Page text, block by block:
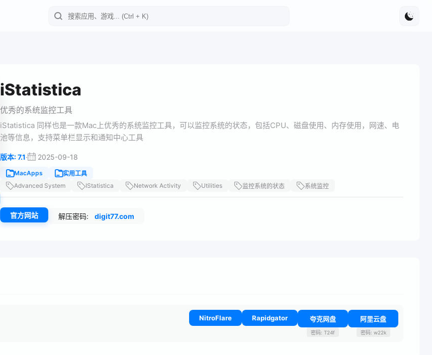
iStatistica
优秀的系统监控工具
iStatistica 同样也是一款Mac上优秀的系统监控工具，可以监控系统的状态，包括CPU、磁盘使用、内存使用，网速、电
池等信息，支持菜单栏显示和通知中心工具
版本: 7.1· 2025-09-18
MacApps
实用工具
Advanced System
IStatistica Network Activity Utilities 监控系统的状态 系统监控
官方网站 解压密码: digit77.com
NitroFlare Rapidgator 夸克网盘
密码: T24f
阿里云盘
密码: w22k